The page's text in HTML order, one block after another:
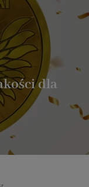
dla